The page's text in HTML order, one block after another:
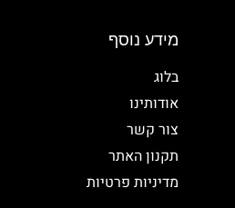
מידע נוסף
בלוג
אודותינו
צור קשר
תקנון האתר
מדיניות פרטיות